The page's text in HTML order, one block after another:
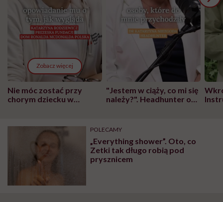
Zobacz więcej
Nie móc zostać przy
chorym dziecku w
może chyba tylko
głupota i brak
wyobraźni"
"Jestem w ciąży, co mi się
należy?". Headhunter o
pracy
POLECAMY
„Everything shower”. Oto, co
Zetki tak długo robią pod
prysznicem